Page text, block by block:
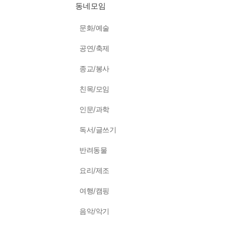
동네모임
문화/예술
공연/축제
종교/봉사
친목/모임
인문/과학
독서/글쓰기
반려동물
요리/제조
여행/캠핑
음악/악기